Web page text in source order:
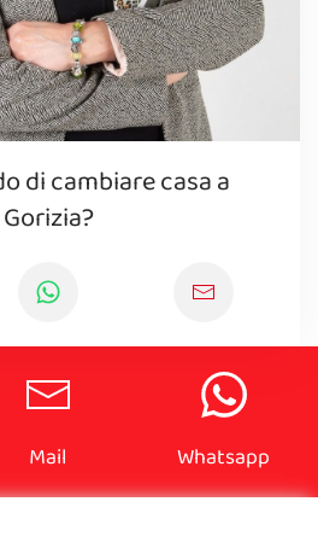
di cambiare casa a
Gorizia?
Mail Whatsapp